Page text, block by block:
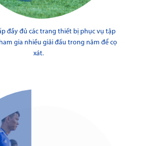
đầy đủ các trang thiết bị phục vụ tập
gia nhiều giải đấu trong năm để cọ
xát.